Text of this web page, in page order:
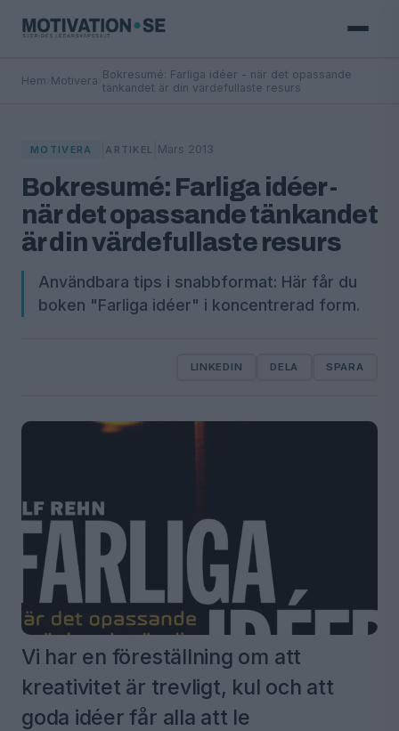
Hem Motivera Bokresumé: Farliga idéer - när det opassande
tänkandet är din värdefullaste resurs
MOTIVERA ARTIKEL Mars 2013
Bokresumé: Farliga idéer -
när det opassande tänkandet
är din värdefullaste resurs
Användbara tips i snabbformat: Här får du
boken "Farliga idéer" i koncentrerad form.
LINKEDIN DELA SPARA
Vi har en föreställning om att
kreativitet är trevligt, kul och att
goda idéer får alla att le